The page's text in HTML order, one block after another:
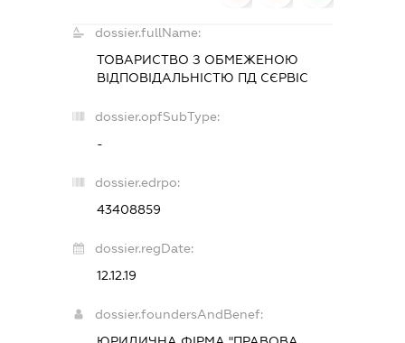
dossier.fullName:
ТОВАРИСТВО З ОБМЕЖЕНОЮ
ВІДПОВІДАЛЬНІСТЮ ПД СЄРВІС
dossier.opfSubType:
-
dossier.edrpo:
43408859
dossier.regDate:
12.12.19
dossier.foundersAndBenef: